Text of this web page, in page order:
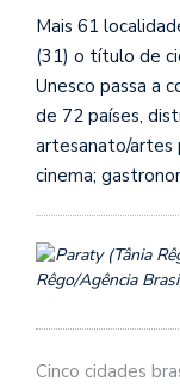
Mais 61
(31) o título de
Unesco passa a
de 72 países,
artesanato/artes
cinema;
Rêgo/Agência
Cinco cidades